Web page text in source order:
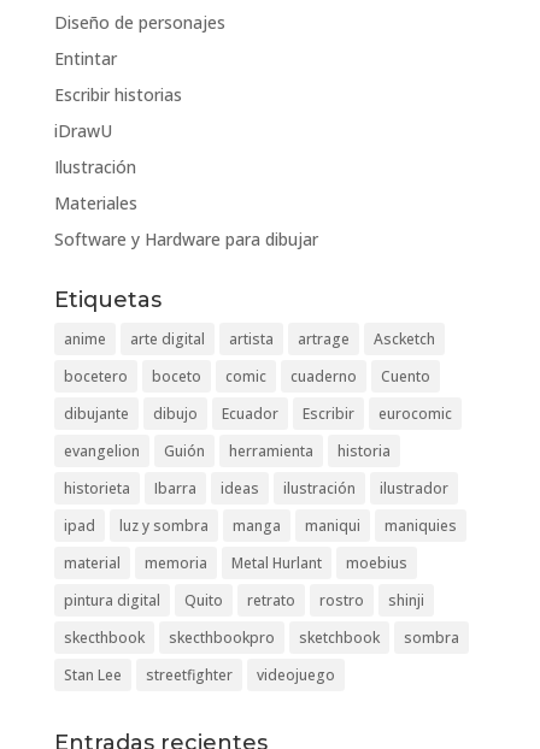
Diseño de personajes
Entintar
Escribir historias
iDrawU
Ilustración
Materiales
Software y Hardware para dibujar
Etiquetas
anime arte digital artista artrage
Ascketch
bocetero
boceto comic cuaderno
Cuento
dibujante
dibujo Ecuador Escribir
eurocomic
evangelion
Guión herramienta
historia
historieta
Ibarra ideas ilustración
ilustrador
ipad
luz y sombra manga maniqui
maniquies
material
memoria Metal Hurlant
moebius
pintura digital
Quito retrato rostro
shinji
skecthbook
skecthbookpro sketchbook
sombra
Stan Lee
streetfighter videojuego
Entradas recientes